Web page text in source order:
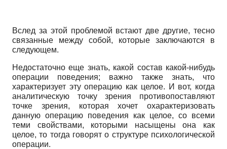
Вслед за этой проблемой встают две другие, тесно
связанные между собой, которые заключаются в
следующем.
Недостаточно еще знать, какой состав какой-нибудь
операции поведения; важно также знать, что
характеризует эту операцию как целое. И вот, когда
аналитическую точку зрения противопоставляют
точке зрения, которая хочет охарактеризовать
данную операцию поведения как целое, со всеми
теми свойствами, которыми насыщены она как
целое, то тогда говорят о структуре психологической
операции.